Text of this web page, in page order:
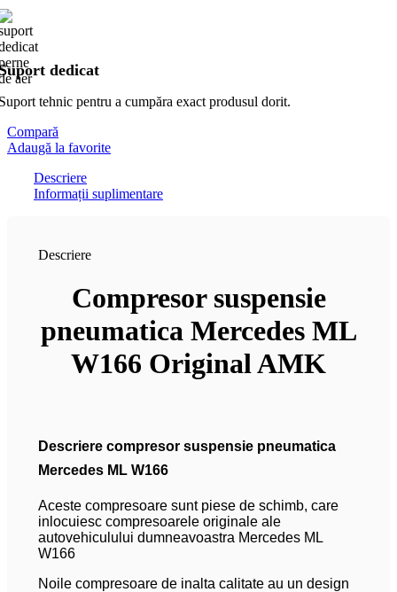
dedicat
tehnic pentru a cumpăra exact produsul dorit.
Compară
Adaugă la favorite
Descriere
Informații suplimentare
Descriere
Compresor suspensie
pneumatica Mercedes ML
W166 Original AMK
Descriere compresor suspensie pneumatica
Mercedes ML W166
Aceste compresoare sunt piese de schimb, care
inlocuiesc compresoarele originale ale
autovehiculului dumneavoastra Mercedes ML
W166
Noile compresoare de inalta calitate au un design